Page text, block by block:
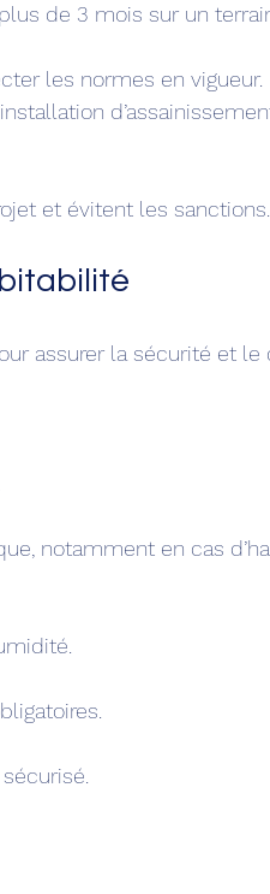
de 3 mois sur un
les normes en vigueur.
et évitent les sanctions.
assurer la sécurité et le